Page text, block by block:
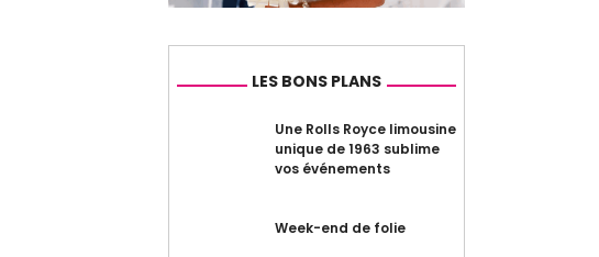
LES BONS PLANS
Une Rolls Royce limousine
unique de 1963 sublime
vos événements
Week-end de folie